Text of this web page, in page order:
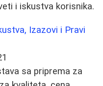
i iskustva korisnika.
Izazovi i Pravi
sa priprema za